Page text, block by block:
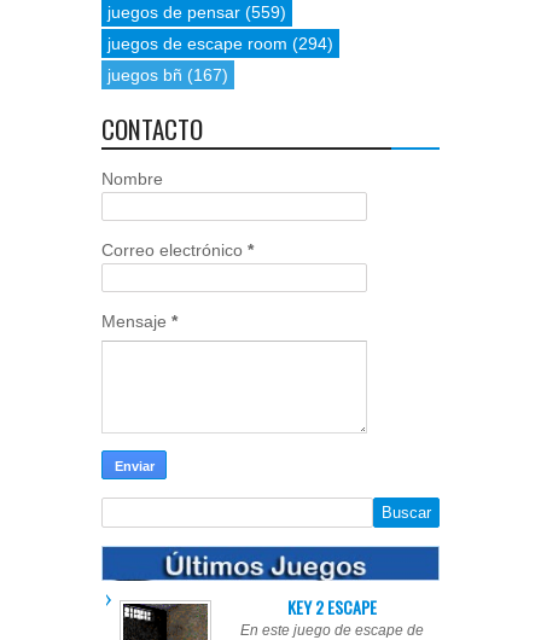
juegos de pensar (559)
juegos de escape room (294)
juegos bñ (167)
CONTACTO
Nombre
Correo electrónico *
Mensaje *
KEY 2 ESCAPE
En este juego de escape de